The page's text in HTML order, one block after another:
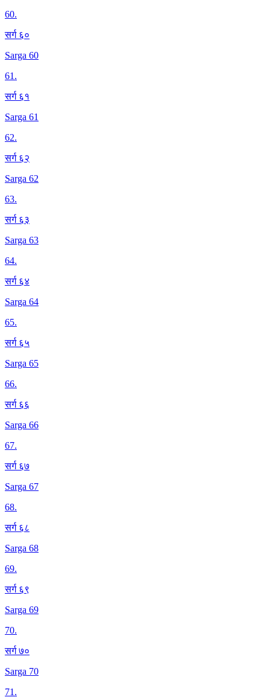
60.
सर्ग ६०
Sarga 60
61.
सर्ग ६१
Sarga 61
62.
सर्ग ६२
Sarga 62
63.
सर्ग ६३
Sarga 63
64.
सर्ग ६४
Sarga 64
65.
सर्ग ६५
Sarga 65
66.
सर्ग ६६
Sarga 66
67.
सर्ग ६७
Sarga 67
68.
सर्ग ६८
Sarga 68
69.
सर्ग ६९
Sarga 69
70.
सर्ग ७०
Sarga 70
71.